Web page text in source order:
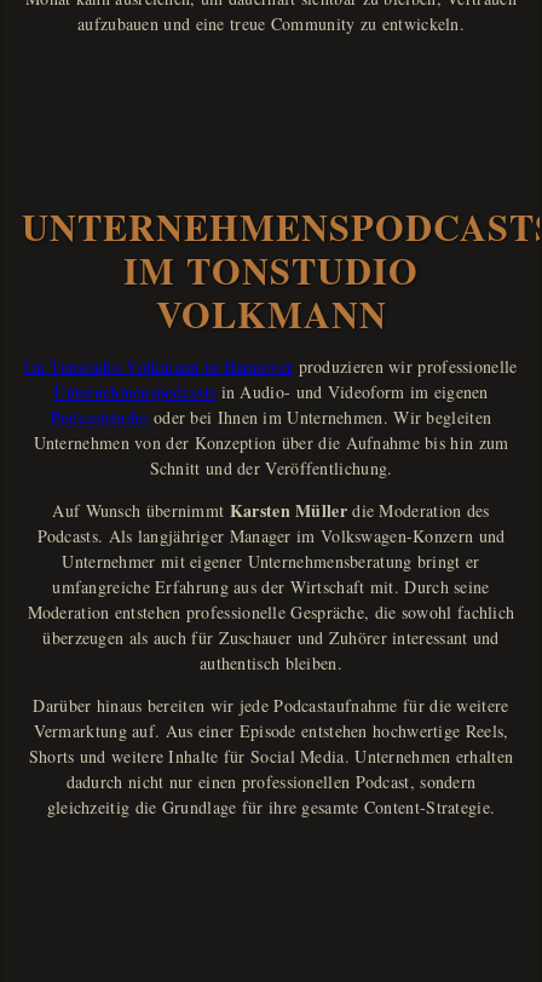
aufzubauen und eine treue Community zu entwickeln.
IM TONSTUDIO
VOLKMANN
Im Tonstudio Volkmann in Hannover produzieren wir professionelle
Unternehmenspodcasts in Audio- und Videoform im eigenen
Podcaststudio oder bei Ihnen im Unternehmen. Wir begleiten
Unternehmen von der Konzeption über die Aufnahme bis hin zum
Schnitt und der Veröffentlichung.
Auf Wunsch übernimmt Karsten Müllerdie Moderation des
Podcasts. Als langjähriger Manager im Volkswagen-Konzern und
Unternehmer mit eigener Unternehmensberatung bringt er
umfangreiche Erfahrung aus der Wirtschaft mit. Durch seine
Moderation entstehen professionelle Gespräche, die sowohl fachlich
überzeugen als auch für Zuschauer und Zuhörer interessant und
authentisch bleiben.
Darüber hinaus bereiten wir jede Podcastaufnahme für die weitere
Vermarktung auf. Aus einer Episode entstehen hochwertige Reels,
Shorts und weitere Inhalte für Social Media. Unternehmen erhalten
dadurch nicht nur einen professionellen Podcast, sondern
gleichzeitig die Grundlage für ihre gesamte Content-Strategie.